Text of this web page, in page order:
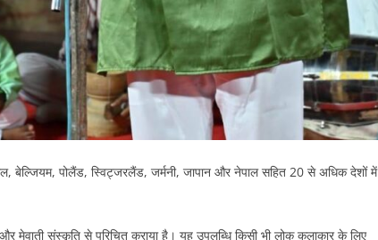
बेल्जियम, पोलैंड, स्विट्जरलैंड, जर्मनी, जापान और नेपाल सहित 20 से अधिक देशों में
मेवाती संस्कृति से परिचित कराया है। यह उपलब्धि किसी भी लोक कलाकार के लिए